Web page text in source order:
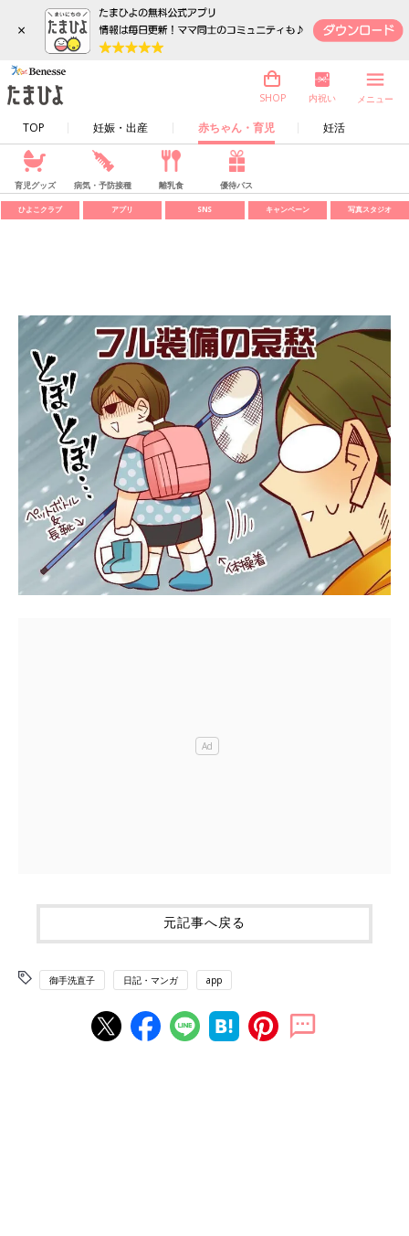
×
TOP 妊娠・出産 赤ちゃん・育児 妊活
SHOP 内祝い メニュー
育児グッズ 病気・予防接種 離乳食 優待パス
ひよこクラブ アプリ SNS キャンペーン 写真スタジオ
元記事へ戻る
御手洗直子 日記・マンガ app